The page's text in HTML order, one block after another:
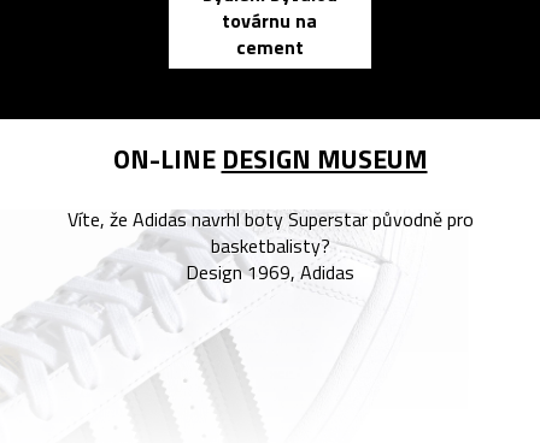
továrnu na
cement
ON-LINE DESIGN MUSEUM
Víte, že Adidas navrhl boty Superstar původně pro
basketbalisty?
Design 1969, Adidas